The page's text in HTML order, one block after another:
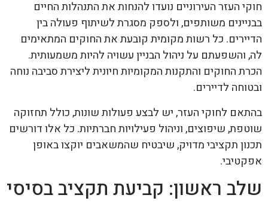
חוקי העזר העירוניים נועדו להנחות את התנהלות החיים
בבניינים משותפים, ולספק מסגרת לשיתוף פעולה בין
הדיירים. כל רשות מקומית קובעת את החוקים המתאימים
לה, והשפעתם על ניהול הבניין עשויה להיות משמעותית.
הכרת החוקים והתקנות המקומיות חיונית ליצירת סביבה נוחה
ובטוחה לדיירים.
בהתאם לחוקי העזר, יש לבצע פעולות שונות, כולל תחזוקה
שוטפת, שיפוצים, וניהול פעילויות חברתיות. כל אלו דורשים
תכנון תקציבי מדויק, שיבטיח שהמשאבים יוקצו באופן
אפקטיבי.
שלב ראשון: קביעת תקציב בסיסי